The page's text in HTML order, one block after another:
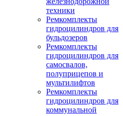
техники
Ремкомплекты
гидроцилиндров для
бульдозеров
Ремкомплекты
гидроцилиндров для
самосвалов,
полуприцепов и
мультилифтов
Ремкомплекты
гидроцилиндров для
коммунальной